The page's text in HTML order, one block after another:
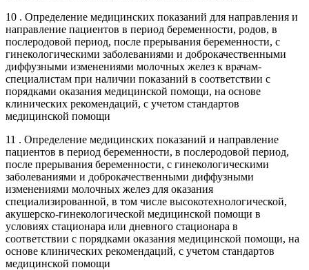
10 . Определение медицинских показаний для направления и
направление пациентов в период беременности, родов, в
послеродовой период, после прерывания беременности, с
гинекологическими заболеваниями и доброкачественными
диффузными изменениями молочных желез к врачам-
специалистам при наличии показаний в соответствии с
порядками оказания медицинской помощи, на основе
клинических рекомендаций, с учетом стандартов
медицинской помощи
11 . Определение медицинских показаний и направление
пациентов в период беременности, в послеродовой период,
после прерывания беременности, с гинекологическими
заболеваниями и доброкачественными диффузными
изменениями молочных желез для оказания
специализированной, в том числе высокотехнологической,
акушерско-гинекологической медицинской помощи в
условиях стационара или дневного стационара в
соответствии с порядками оказания медицинской помощи, на
основе клинических рекомендаций, с учетом стандартов
медицинской помощи